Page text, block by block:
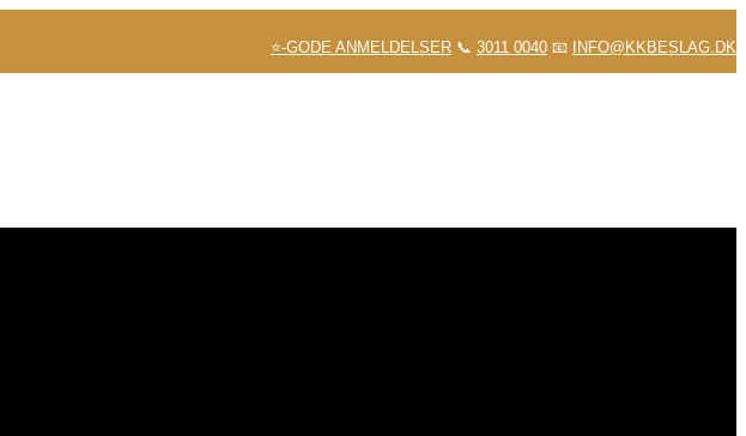
⭐-GODE ANMELDELSER 📞 3011 0040 📧 INFO@KKBESLAG.DK